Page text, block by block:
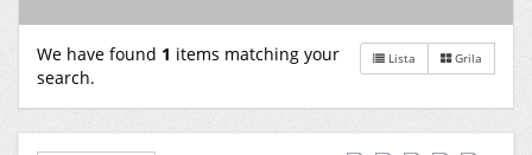
Lista Grila
We have found 1 items matching your
search.